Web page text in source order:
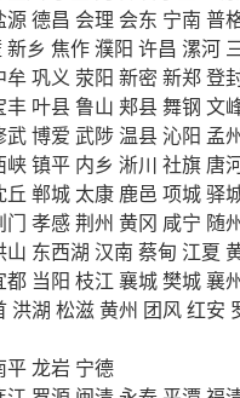
源德昌 会理 会东 宁南 普
新乡 焦作濮阳 许昌 漯河
牟巩义 荥阳 新密 新郑登
丰 叶县鲁山 郏县舞钢 文
武博爱 武陟 温县沁阳 孟
峡镇平 内乡 淅川 社旗 唐
丘 郸城 太康 鹿邑 项城驿
门 孝感荆州 黄冈 咸宁 随
山 东西湖 汉南 蔡甸 江夏
都 当阳 枝江 襄城樊城襄
洪湖 松滋黄州 团风红安
平龙岩 宁德